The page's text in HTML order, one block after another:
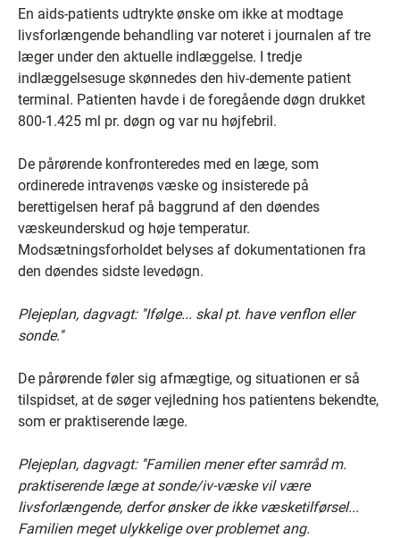
En aids-patients udtrykte ønske om ikke at modtage
livsforlængende behandling var noteret i journalen af tre
læger under den aktuelle indlæggelse. I tredje
indlæggelsesuge skønnedes den hiv-demente patient
terminal. Patienten havde i de foregående døgn drukket
800-1.425 ml pr. døgn og var nu højfebril.
De pårørende konfronteredes med en læge, som
ordinerede intravenøs væske og insisterede på
berettigelsen heraf på baggrund af den døendes
væskeunderskud og høje temperatur.
Modsætningsforholdet belyses af dokumentationen fra
den døendes sidste levedøgn.
Plejeplan, dagvagt: ''Ifølge... skal pt. have venflon eller
sonde.''
De pårørende føler sig afmægtige, og situationen er så
tilspidset, at de søger vejledning hos patientens bekendte,
som er praktiserende læge.
Plejeplan, dagvagt: ''Familien mener efter samråd m.
praktiserende læge at sonde/iv-væske vil være
livsforlængende, derfor ønsker de ikke væsketilførsel...
Familien meget ulykkelige over problemet ang.